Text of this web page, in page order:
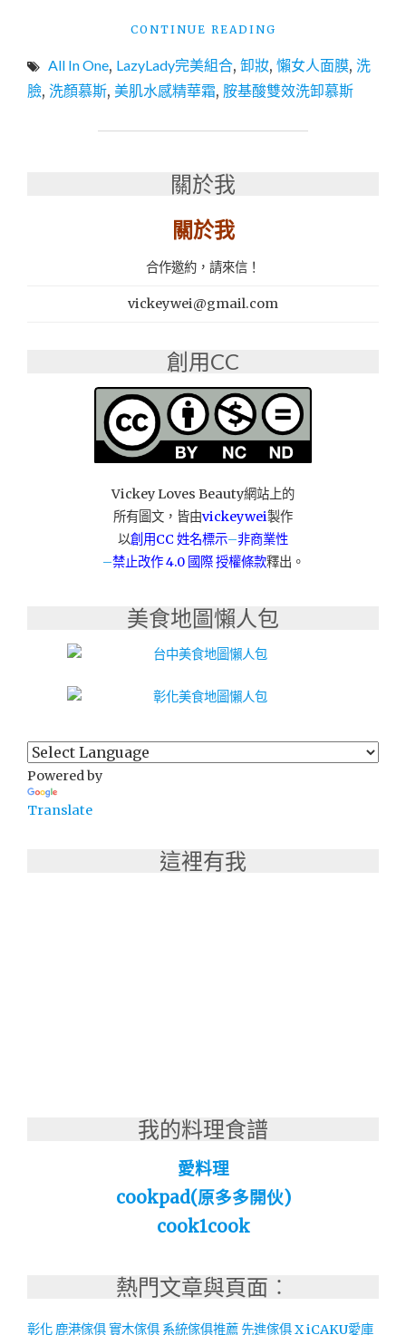
CONTINUE READING
│ALL
IN
尚
懶
人
保
養
法"
All In One, LazyLady完美組合, 卸妝, 懶女人面膜, 洗
臉, 洗顏慕斯, 美肌水感精華霜, 胺基酸雙效洗卸慕斯
關於我
關於我
合作邀約，請來信！
vickeywei@gmail.com
創用CC
Vickey Loves Beauty網站上的
所有圖文，皆由vickeywei製作
以創用CC 姓名標示–非商業性
–禁止改作4.0 國際 授權條款釋出。
美食地圖懶人包
Powered by
Translate
這裡有我
我的料理食譜
愛料理
cookpad(原多多開伙)
cook1cook
熱門文章與頁面︰
彰化 鹿港傢俱 實木傢俱 系統傢俱推薦 先進傢俱 X iCAKU愛庫